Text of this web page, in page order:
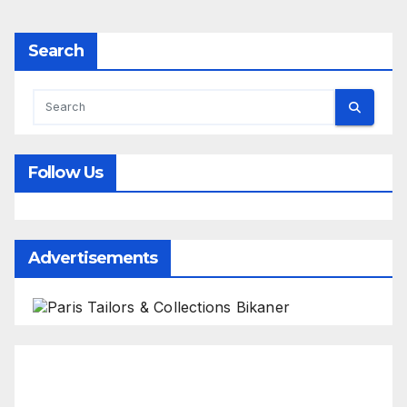
Search
Follow Us
Advertisements